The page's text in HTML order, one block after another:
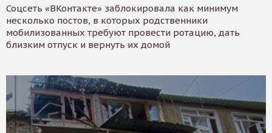
Соцсеть «ВКонтакте» заблокировала как минимум
несколько постов, в которых родственники
мобилизованных требуют провести ротацию, дать
близким отпуск и вернуть их домой